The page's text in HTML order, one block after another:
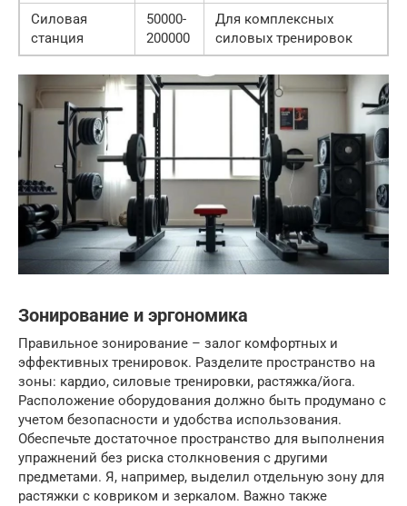
Силовая
станция
50000-
200000
Для комплексных
силовых тренировок
Зонирование и эргономика
Правильное зонирование – залог комфортных и
эффективных тренировок. Разделите пространство на
зоны: кардио, силовые тренировки, растяжка/йога.
Расположение оборудования должно быть продумано с
учетом безопасности и удобства использования.
Обеспечьте достаточное пространство для выполнения
упражнений без риска столкновения с другими
предметами. Я, например, выделил отдельную зону для
растяжки с ковриком и зеркалом. Важно также